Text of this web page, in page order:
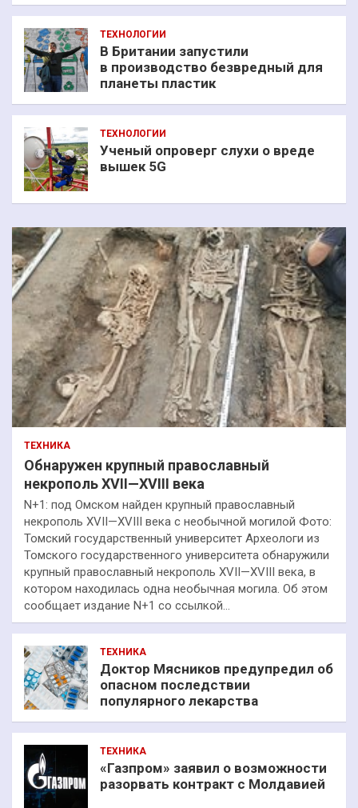
ТЕХНОЛОГИИ
В Британии запустили
в производство безвредный для
планеты пластик
ТЕХНОЛОГИИ
Ученый опроверг слухи о вреде
вышек 5G
ТЕХНИКА
Обнаружен крупный православный
некрополь XVII—XVIII века
N+1: под Омском найден крупный православный
некрополь XVII—XVIII века с необычной могилой Фото:
Томский государственный университет Археологи из
Томского государственного университета обнаружили
крупный православный некрополь XVII—XVIII века, в
котором находилась одна необычная могила. Об этом
сообщает издание N+1 со ссылкой…
ТЕХНИКА
Доктор Мясников предупредил об
опасном последствии
популярного лекарства
ТЕХНИКА
«Газпром» заявил о возможности
разорвать контракт с Молдавией